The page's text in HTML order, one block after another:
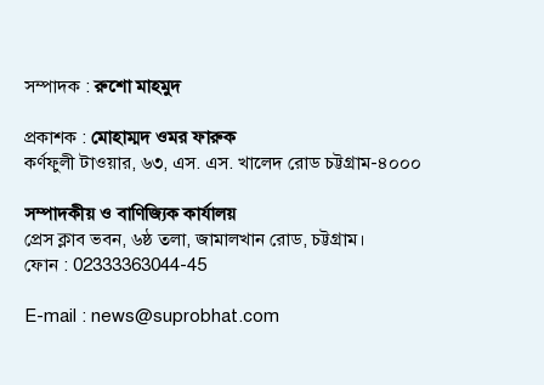
সম্পাদক :রুশো মাহমুদ
প্রকাশক : মোহাম্মদ ওমর ফারুক
কর্ণফুলী টাওয়ার, ৬৩, এস. এস. খালেদ রোড চট্টগ্রাম-৪০০০
সম্পাদকীয় ও বাণিজ্যিক কার্যালয়
প্রেস ক্লাব ভবন, ৬ষ্ঠ তলা, জামালখান রোড, চট্টগ্রাম।
ফোন : 02333363044-45
E-mail : news@suprobhat.com